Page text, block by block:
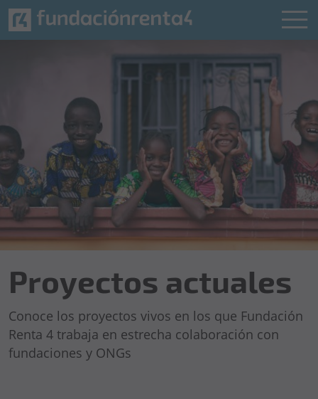
Proyectos actuales
Conoce los proyectos vivos en los que Fundación
Renta 4 trabaja en estrecha colaboración con
fundaciones y ONGs